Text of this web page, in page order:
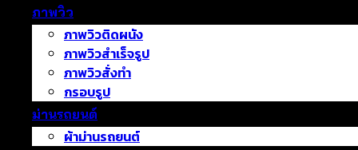
ภาพวิว
ภาพวิวติดผนัง
ภาพวิวสำเร็จรูป
ภาพวิวสั่งทำ
กรอบรูป
ม่านรถยนต์
ผ้าม่านรถยนต์